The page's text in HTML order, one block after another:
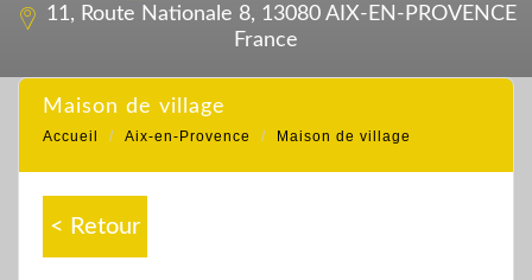
11, Route Nationale 8, 13080 AIX-EN-PROVENCE
France
maison de village
Accueil Aix-en-Provence Maison de village
< Retour